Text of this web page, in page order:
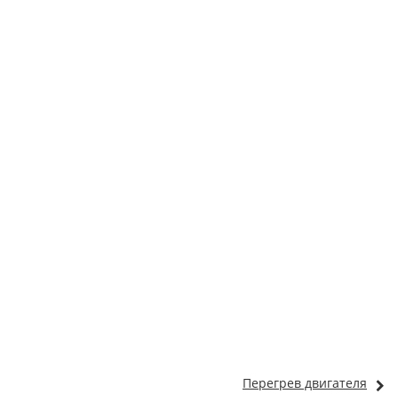
Перегрев двигателя